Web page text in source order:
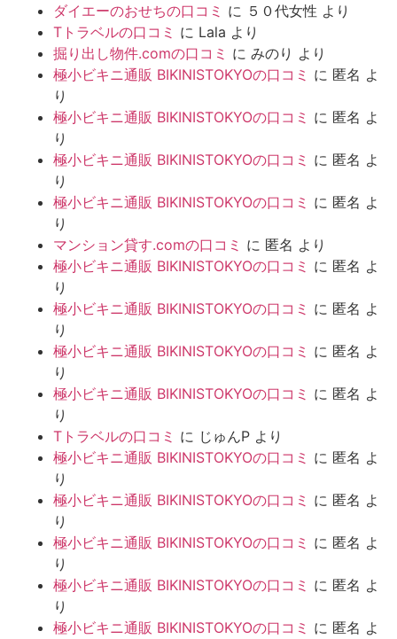
ダイエーのおせちの口コミ に ５０代女性 より
Tトラベルの口コミ に Lala より
掘り出し物件.comの口コミ に みのり より
極小ビキニ通販 BIKINISTOKYOの口コミ に 匿名 よ
り
極小ビキニ通販 BIKINISTOKYOの口コミ に 匿名 よ
り
極小ビキニ通販 BIKINISTOKYOの口コミ に 匿名 よ
り
極小ビキニ通販 BIKINISTOKYOの口コミ に 匿名 よ
り
マンション貸す.comの口コミ に 匿名 より
極小ビキニ通販 BIKINISTOKYOの口コミ に 匿名 よ
り
極小ビキニ通販 BIKINISTOKYOの口コミ に 匿名 よ
り
極小ビキニ通販 BIKINISTOKYOの口コミ に 匿名 よ
り
極小ビキニ通販 BIKINISTOKYOの口コミ に 匿名 よ
り
Tトラベルの口コミ に じゅんP より
極小ビキニ通販 BIKINISTOKYOの口コミ に 匿名 よ
り
極小ビキニ通販 BIKINISTOKYOの口コミ に 匿名 よ
り
極小ビキニ通販 BIKINISTOKYOの口コミ に 匿名 よ
り
極小ビキニ通販 BIKINISTOKYOの口コミ に 匿名 よ
り
極小ビキニ通販 BIKINISTOKYOの口コミ に 匿名 よ